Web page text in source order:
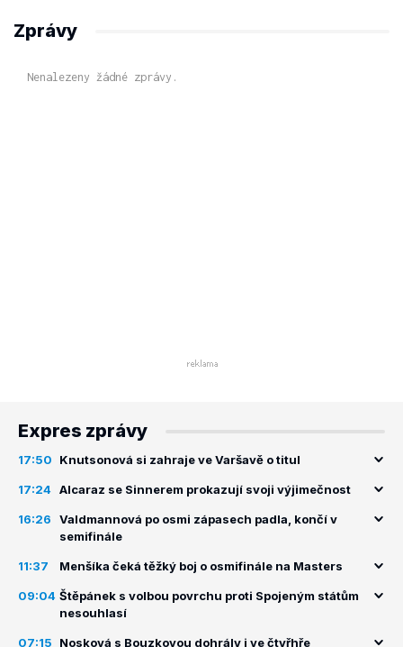
Zprávy
Nenalezeny žádné zprávy.
Expres zprávy
17:50 Knutsonová si zahraje ve Varšavě o titul
17:24 Alcaraz se Sinnerem prokazují svoji výjimečnost
16:26
Valdmannová po osmi zápasech padla, končí v
semifinále
11:37 Menšíka čeká těžký boj o osmifinále na Masters
09:04 Štěpánek s volbou povrchu proti Spojeným státům
nesouhlasí
07:15 Nosková s Bouzkovou dohrály i ve čtyřhře